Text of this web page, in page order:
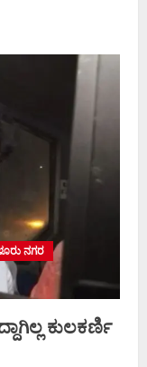
ನಗರ
ಕುಲಕರ್ಣಿ